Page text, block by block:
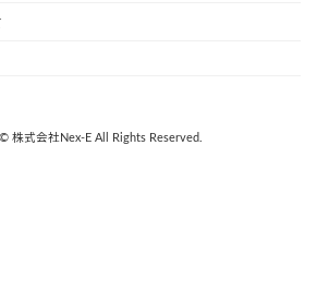
株式会社Nex-E All Rights Reserved.